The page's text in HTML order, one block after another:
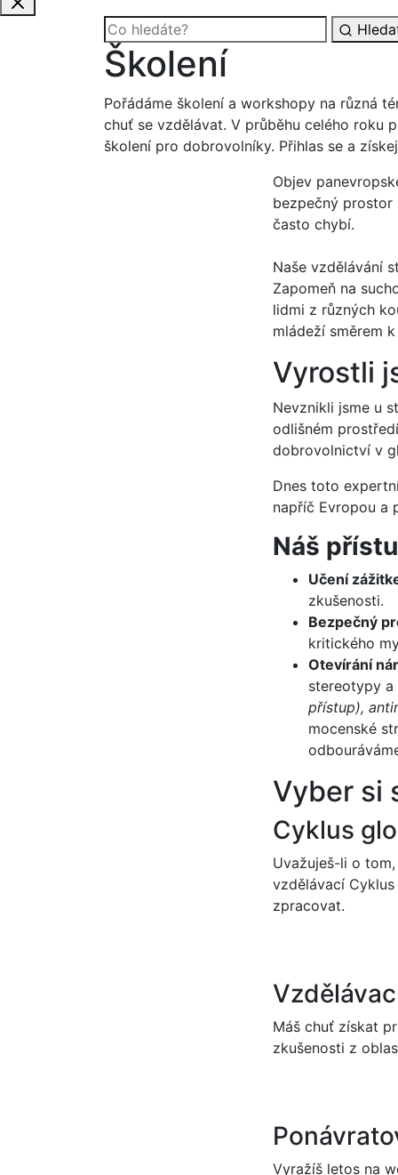
Školení
Pořádáme školení a workshopy na různá
chuť se vzdělávat. V průběhu celého roku
školení pro dobrovolníky. Přihlas se a
Objev
bezpečný
často chybí.
Naše vzdělávání
Zapomeň na
lidmi z různých
mládeží směrem
Vyrostli
Nevznikli jsme u
odlišném
dobrovolnictví v
Dnes toto
napříč Evropou a
Náš
Učení
zkušenosti.
Bezpečný
kritického
Otevírání
stereotypy
přístup),
mocenské
Vyber si
Cyklus
Uvažuješ-li o
vzdělávací
zpracovat.
Máš chuť získat
zkušenosti z
Vyražíš letos na